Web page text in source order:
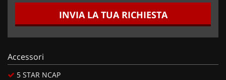
INVIA LA TUA RICHIESTA
Accessori
5 STAR NCAP